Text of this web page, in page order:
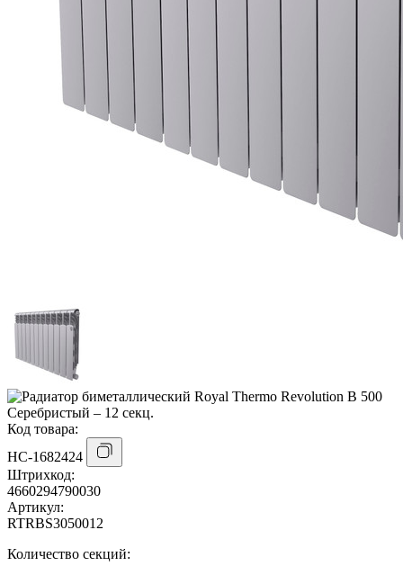
Код товара:
НС-1682424
Штрихкод:
4660294790030
Артикул:
RTRBS3050012
Количество секций: